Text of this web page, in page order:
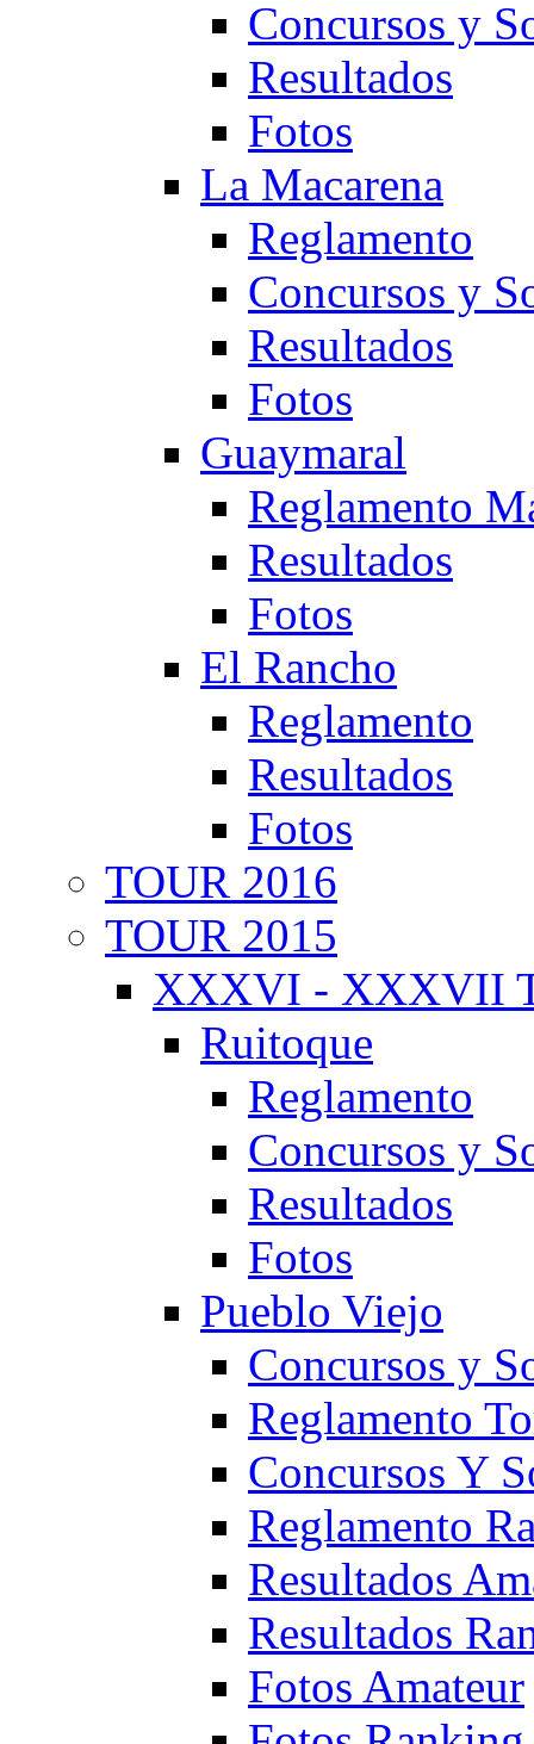
Concursos y
Resultados
Fotos
La Macarena
Reglamento
Concursos y
Resultados
Fotos
Guaymaral
Reglamento
Resultados
Fotos
El Rancho
Reglamento
Resultados
Fotos
TOUR 2016
TOUR 2015
XXXVI - XXXVII
Ruitoque
Reglamento
Concursos y
Resultados
Fotos
Pueblo Viejo
Concursos y
Reglamento
Concursos Y
Reglamento
Resultados
Resultados
Fotos Amateur